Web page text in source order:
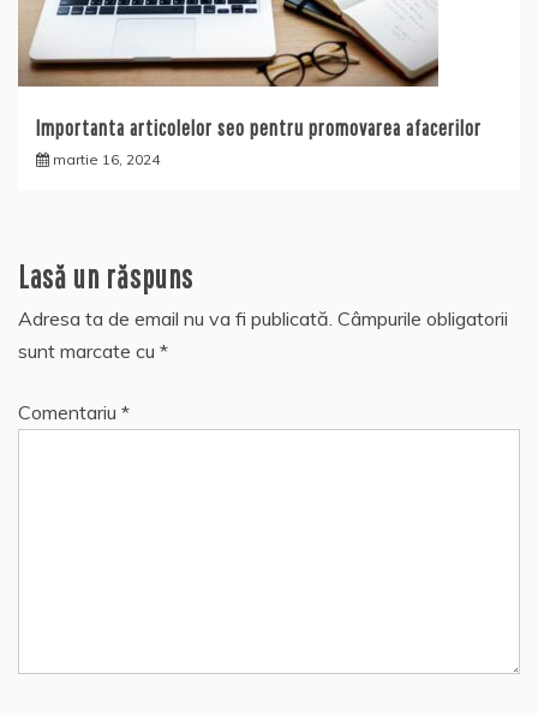
Importanta articolelor seo pentru promovarea afacerilor
martie 16, 2024
Lasă un răspuns
Adresa ta de email nu va fi publicată. Câmpurile obligatorii
sunt marcate cu *
Comentariu *